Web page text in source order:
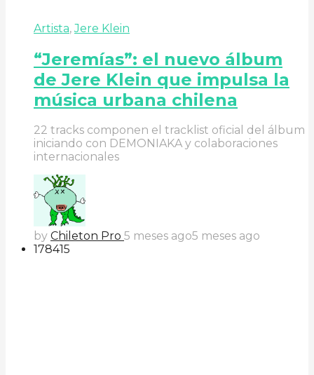
Artista,Jere Klein
“Jeremías”: el nuevo álbum
de Jere Klein que impulsa la
música urbana chilena
22 tracks componen el tracklist oficial del álbum
iniciando con DEMONIAKA y colaboraciones
internacionales
by Chileton Pro 5 meses ago5 meses ago
178415